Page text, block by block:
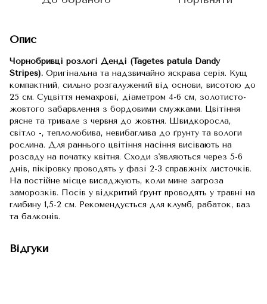
Опис
Чорнобривці розлогі Денді (Tagetes patula Dandy
Stripes). Оригінальна та надзвичайно яскрава серія. Кущ
компак­тний, сильно розгалужений від основи, висотою до
25 см. Суцвіття немахрові, діаметром 4-6 см, золотисто-
жовто­го забарвлення з бордовими смужками. Цвітіння
рясне та тривале з червня до жовтня. Швидкоросла,
світло -, те­плолюбива, невибаглива до ґрунту та вологи
рослина. Для раннього цвітіння насіння висівають на
розсаду на по­чатку квітня. Сходи з'являються через 5-6
днів, пікіровку проводять у фазі 2-3 справжніх листочків.
На постійне місце висаджують, коли мине загроза
заморозків. Посів у відкритий ґрунт проводять у травні на
глибину 1,5-2 см. Рекомендується для клумб, рабаток, ваз
та балконів.
Відгуки